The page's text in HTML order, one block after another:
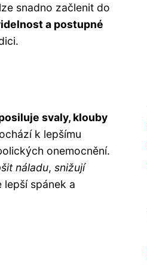
snadno začlenit do
a postupné
svaly, klouby
k lepšímu
onemocnění.
náladu, snižují
spánek a